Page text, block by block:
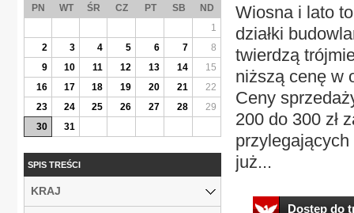
Wiosna i lato
działki
twierdzą
niższą cenę w
Ceny
200 do 300 zł
już...
Dostęp do
PN WT ŚR CZ PT SB
ND
1
2
3 4 5 6 7
8
9
10 11 12 13 14
15
16
17 18 19 20 21
22
23
24 25 26 27 28
29
30
31
SPIS TREŚCI
KRAJ